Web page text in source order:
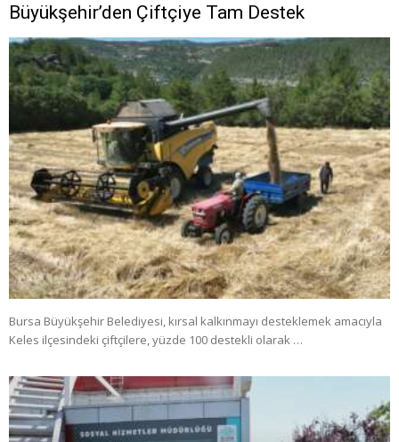
Büyükşehir’den Çiftçiye Tam Destek
Bursa Büyükşehir Belediyesi, kırsal kalkınmayı desteklemek amacıyla
Keles ilçesindeki çiftçilere, yüzde 100 destekli olarak …